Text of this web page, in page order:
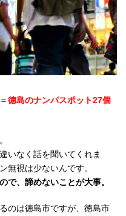
徳島のナンパスポット27個
いなく話を聞いてくれま
無視は少ないんです。
で、諦めないことが大事。
のは徳島市ですが、徳島市